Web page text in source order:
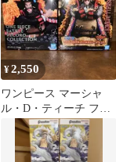
¥2,550
ワンピース マーシャ
ル・D・ティーチ フィ
ギュア 2種セット